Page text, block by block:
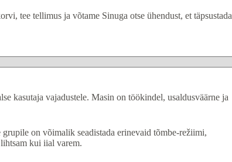
tee tellimus ja võtame Sinuga otse ühendust, et täpsustada
kasutaja vajadustele. Masin on töökindel, usaldusväärne ja
on võimalik seadistada erinevaid tõmbe-režiimi,
kui iial varem.